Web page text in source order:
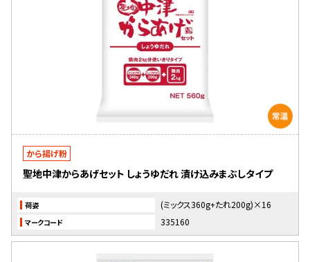
から揚げ粉
聖地中津からあげセット しょうゆだれ 漬け込みまぶしタイプ
荷姿 (ミックス360g+たれ200g)×16
マークコード 335160